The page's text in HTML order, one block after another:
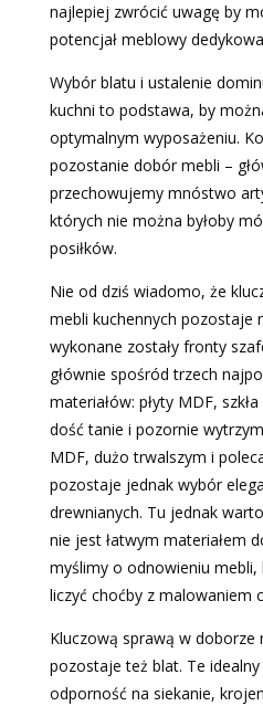
najlepiej zwrócić uwagę by
potencjał meblowy
Wybór blatu i ustalenie
kuchni to podstawa, by
optymalnym wyposażeniu.
pozostanie dobór mebli –
przechowujemy mnóstwo
których nie można byłoby
posiłków.
Nie od dziś wiadomo, że
mebli kuchennych pozostaje
wykonane zostały fronty
głównie spośród trzech
materiałów: płyty MDF,
dość tanie i pozornie
MDF, dużo trwalszym i
pozostaje jednak wybór
drewnianych. Tu jednak
nie jest łatwym materiałem
myślimy o odnowieniu mebli,
liczyć choćby z malowaniem
Kluczową sprawą w doborze
pozostaje też blat. Te
odporność na siekanie,